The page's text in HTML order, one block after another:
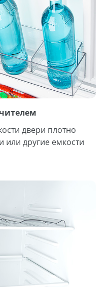
двери плотно
или другие емкости